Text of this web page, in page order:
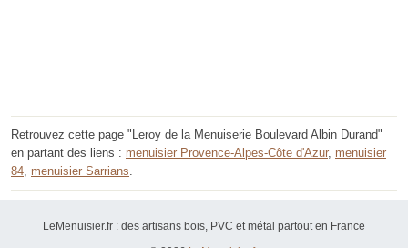
Retrouvez cette page "Leroy de la Menuiserie Boulevard Albin Durand"
en partant des liens : menuisier Provence-Alpes-Côte d'Azur, menuisier
84, menuisier Sarrians.
LeMenuisier.fr : des artisans bois, PVC et métal partout en France